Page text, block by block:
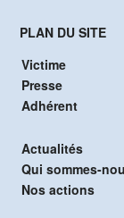
PLAN DU SITE
Victime
Presse
Adhérent
Actualités
Qui sommes-
Nos actions